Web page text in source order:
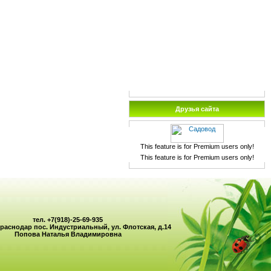
Друзья сайта
This feature is for Premium users only!
This feature is for Premium users only!
тел. +7(918)-25-69-935
пос. Индустриальный, ул. Флотская, д.14
Попова Наталья Владимировна